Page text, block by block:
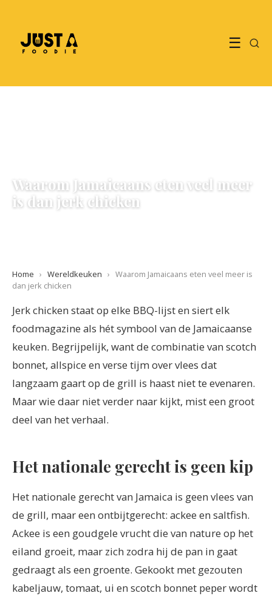
☰
Waarom Jamaicaans eten veel meer
is dan jerk chicken
Home › Wereldkeuken › Waarom Jamaicaans eten veel meer is
dan jerk chicken
Jerk chicken staat op elke BBQ-lijst en siert elk
foodmagazine als hét symbool van de Jamaicaanse
keuken. Begrijpelijk, want de combinatie van scotch
bonnet, allspice en verse tijm over vlees dat
langzaam gaart op de grill is haast niet te evenaren.
Maar wie daar niet verder naar kijkt, mist een groot
deel van het verhaal.
Het nationale gerecht is geen kip
Het nationale gerecht van Jamaica is geen vlees van
de grill, maar een ontbijtgerecht: ackee en saltfish.
Ackee is een goudgele vrucht die van nature op het
eiland groeit, maar zich zodra hij de pan in gaat
gedraagt als een groente. Gekookt met gezouten
kabeljauw, tomaat, ui en scotch bonnet peper wordt